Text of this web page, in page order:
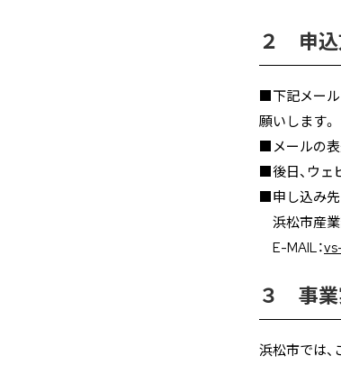
２ 申込
■下記メール
願いします。
■メールの表
■後日、ウェ
■申し込み先
浜松市産業
E-MAIL：
３ 事業
浜松市では